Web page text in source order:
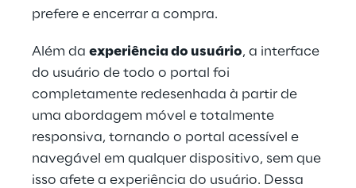
prefere e encerrar a compra.
Além da experiência do usuário, a interface
do usuário de todo o portal foi
completamente redesenhada à partir de
uma abordagem móvel e totalmente
responsiva, tornando o portal acessível e
navegável em qualquer dispositivo, sem que
isso afete a experiência do usuário. Dessa